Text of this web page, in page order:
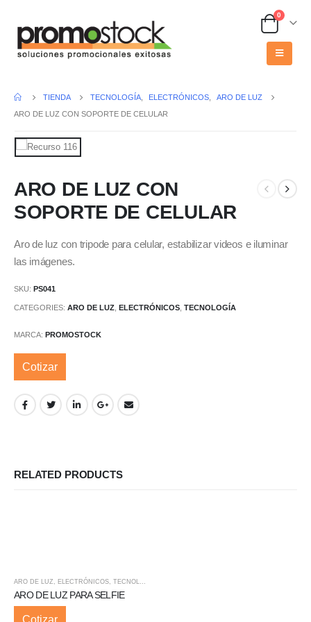
0
TIENDA TECNOLOGÍA ELECTRÓNICOS
ARO DE LUZ
ARO DE LUZ CON SOPORTE DE CELULAR
ARO DE LUZ CON
SOPORTE DE CELULAR
Aro de luz con tripode para celular, estabilizar videos e iluminar
las imágenes.
SKU: PS041
CATEGORIES: ARO DE LUZ, ELECTRÓNICOS, TECNOLOGÍA
MARCA: PROMOSTOCK
Cotizar
RELATED PRODUCTS
ARO DE LUZ ELECTRÓNICOS TECNOLOGÍA
ARO DE LUZ PARA SELFIE